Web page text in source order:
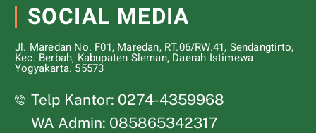
SOCIAL MEDIA
Jl. Maredan No. F01, Maredan, RT.06/RW.41, Sendangtirto,
Kec. Berbah, Kabupaten Sleman, Daerah Istimewa
Yogyakarta. 55573
Telp Kantor: 0274-4359968
WA Admin: 085865342317